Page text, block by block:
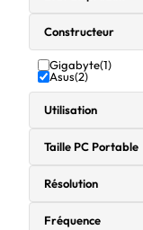
Constructeur
Gigabyte(1)
Asus(2)
Utilisation
Taille PC Portable
Résolution
Fréquence